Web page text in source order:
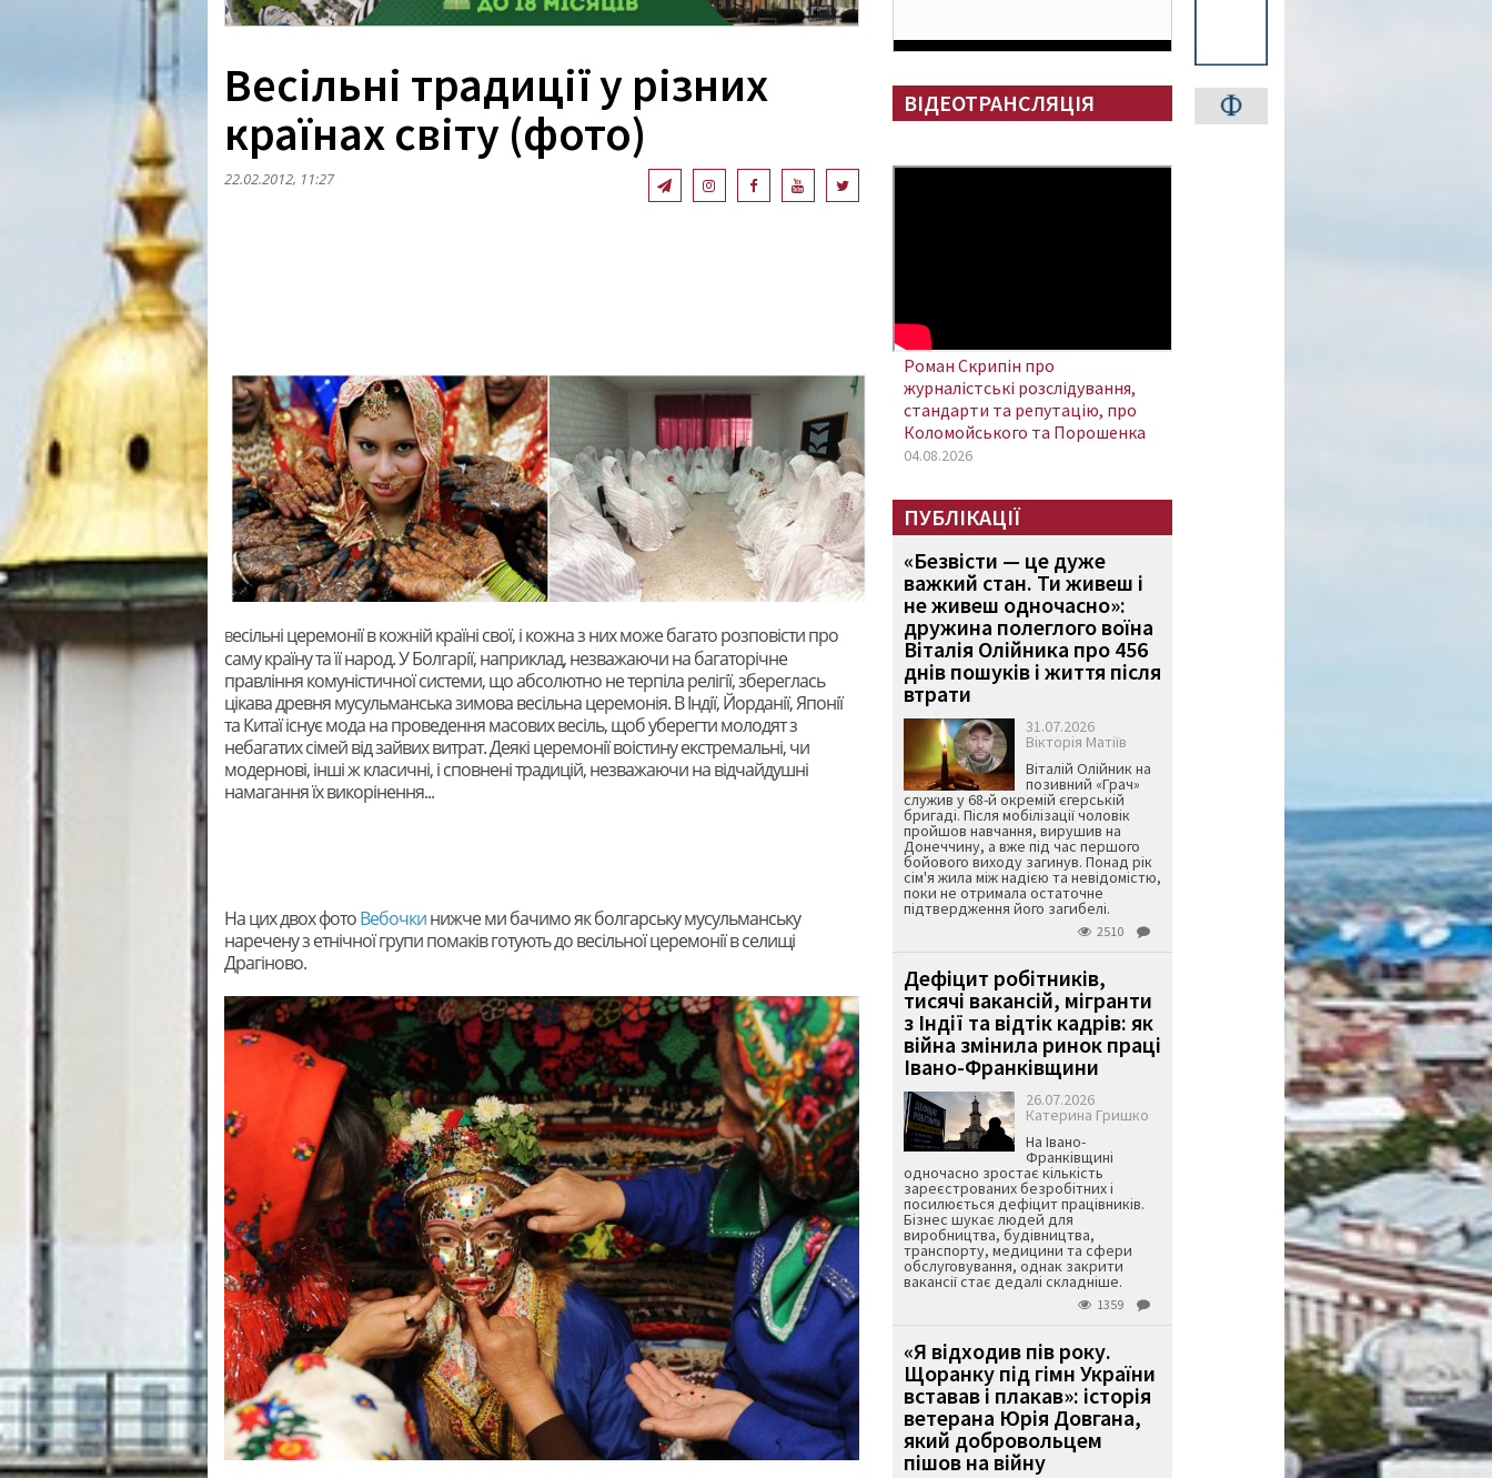
Весільні традиції у різних
країнах світу (фото)
22.02.2012, 11:27
Весільні церемонії в кожній країні свої, і кожна з них може багато розповісти про
саму країну та її народ. У Болгарії, наприклад, незважаючи на багаторічне
правління комуністичної системи, що абсолютно не терпіла релігії, збереглась
цікава древня мусульманська зимова весільна церемонія. В Індії, Йорданії, Японії
та Китаї існує мода на проведення масових весіль, щоб уберегти молодят з
небагатих сімей від зайвих витрат. Деякі церемонії воістину екстремальні, чи
модернові, інші ж класичні, і сповнені традицій, незважаючи на відчайдушні
намагання їх викорінення...
На цих двох фотоВебочкинижче ми бачимо як болгарську мусульманську
наречену з етнічної групи помаків готують до весільної церемонії в селищі
Драгіново.
ВІДЕОТРАНСЛЯЦІЯ
Роман Скрипін про
журналістські розслідування,
стандарти та репутацію, про
Коломойського та Порошенка
04.08.2026
ПУБЛІКАЦІЇ
«Безвісти — це дуже
важкий стан. Ти живеш і
не живеш одночасно»:
дружина полеглого воїна
Віталія Олійника про 456
днів пошуків і життя після
втрати
31.07.2026
Вікторія Матіїв
Віталій Олійник на
позивний «Грач»
служив у 68-й окремій єгерській
бригаді. Після мобілізації чоловік
пройшов навчання, вирушив на
Донеччину, а вже під час першого
бойового виходу загинув. Понад рік
сім'я жила між надією та невідомістю,
поки не отримала остаточне
підтвердження його загибелі.
2510
Дефіцит робітників,
тисячі вакансій, мігранти
з Індії та відтік кадрів: як
війна змінила ринок праці
Івано-Франківщини
26.07.2026
Катерина Гришко
На Івано-
Франківщині
одночасно зростає кількість
зареєстрованих безробітних і
посилюється дефіцит працівників.
Бізнес шукає людей для
виробництва, будівництва,
транспорту, медицини та сфери
обслуговування, однак закрити
вакансії стає дедалі складніше.
1359
«Я відходив пів року.
Щоранку під гімн України
вставав і плакав»: історія
ветерана Юрія Довгана,
який добровольцем
пішов на війну